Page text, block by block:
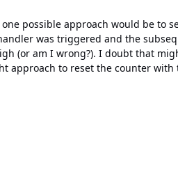
was triggered and the
(or am I wrong?). I doubt that